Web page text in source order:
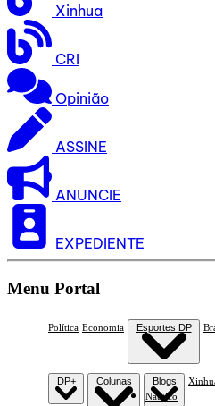
Xinhua
CRI
Opinião
ASSINE
ANUNCIE
EXPEDIENTE
Menu Portal
Política Economia Esportes DP
Náutico
DP+ Colunas Blogs